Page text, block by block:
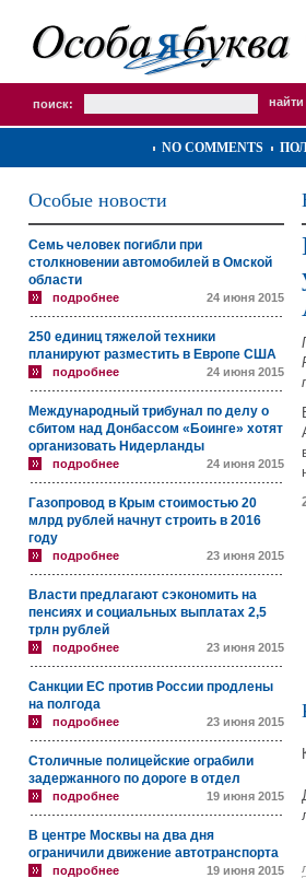
поиск:
NO COMMENTS
Особые новости
Семь человек погибли при
столкновении автомобилей в Омской
области
подробнее 24 июня 2015
250 единиц тяжелой техники
планируют разместить в Европе США
подробнее 24 июня 2015
Международный трибунал по делу о
сбитом над Донбассом «Боинге» хотят
организовать Нидерланды
подробнее 24 июня 2015
Газопровод в Крым стоимостью 20
млрд рублей начнут строить в 2016
году
подробнее 23 июня 2015
Власти предлагают сэкономить на
пенсиях и социальных выплатах 2,5
трлн рублей
подробнее 23 июня 2015
Санкции ЕС против России продлены
на полгода
подробнее 23 июня 2015
Столичные полицейские ограбили
задержанного по дороге в отдел
подробнее 19 июня 2015
В центре Москвы на два дня
ограничили движение автотранспорта
подробнее 19 июня 2015